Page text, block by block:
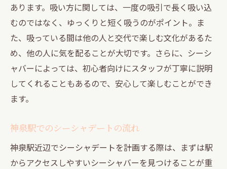
あります。吸い方に関しては、一度の吸引で長く吸い込
むのではなく、ゆっくりと短く吸うのがポイント。ま
た、吸っている間は他の人と交代で楽しむ文化があるた
め、他の人に気を配ることが大切です。さらに、シーシ
ャバーによっては、初心者向けにスタッフが丁寧に説明
してくれることもあるので、安心して楽しむことができ
ます。
神泉駅でのシーシャデートの流れ
神泉駅近辺でシーシャデートを計画する際は、まずは駅
からアクセスしやすいシーシャバーを見つけることが重